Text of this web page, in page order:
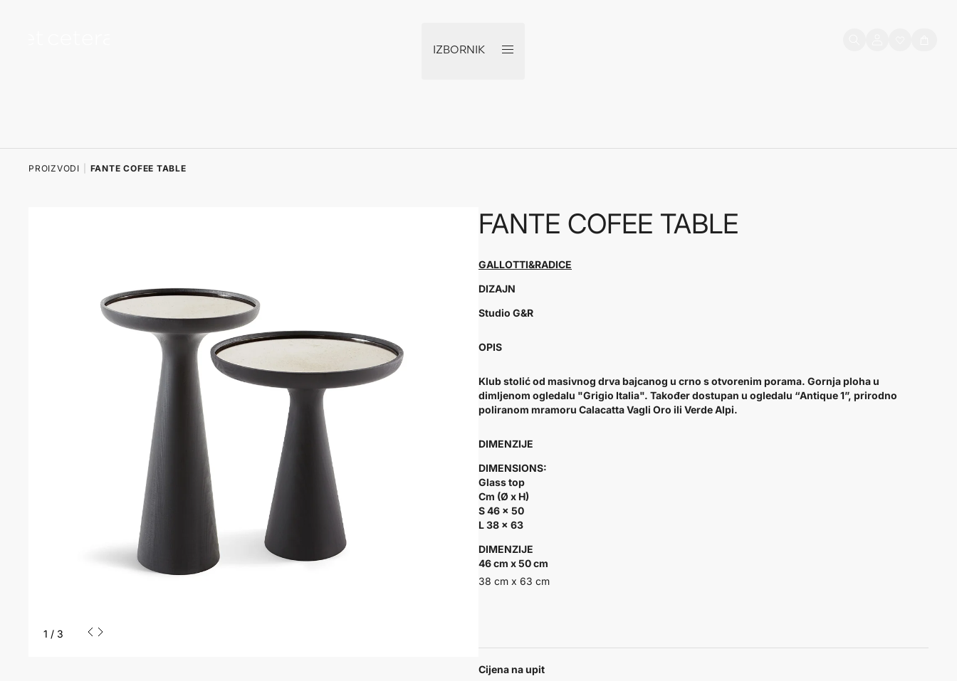
IZBORNIK
PROIZVODI FANTE COFEE TABLE
1 / 3
FANTE COFEE TABLE
GALLOTTI&RADICE
DIZAJN
Studio G&R
OPIS
Klub stolić od masivnog drva bajcanog u crno s otvorenim porama. Gornja ploha u
dimljenom ogledalu "Grigio Italia". Također dostupan u ogledalu “Antique 1”, prirodno
poliranom mramoru Calacatta Vagli Oro ili Verde Alpi.
DIMENZIJE
DIMENSIONS:
Glass top
Cm (Ø x H)
S 46 x 50
L 38 x 63
DIMENZIJE
46 cm x 50 cm
38 cm x 63 cm
Cijena na upit